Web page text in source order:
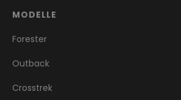
MODELLE
Forester
Outback
Crosstrek